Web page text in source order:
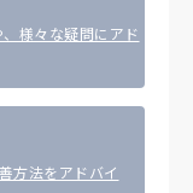
様々な疑問にアド
方法をアドバイ